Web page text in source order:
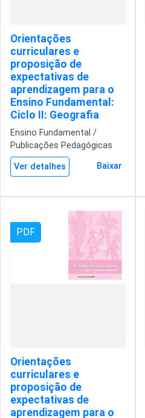
Orientações
curriculares e
proposição de
expectativas de
aprendizagem para o
Ensino Fundamental:
Ciclo II: Geografia
Ensino Fundamental /
Publicações Pedagógicas
Ver detalhes Baixar
PDF
Orientações
curriculares e
proposição de
expectativas de
aprendizagem para o